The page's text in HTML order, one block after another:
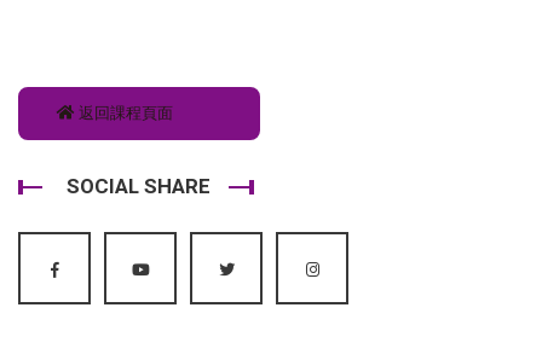
返回課程頁面
SOCIAL SHARE